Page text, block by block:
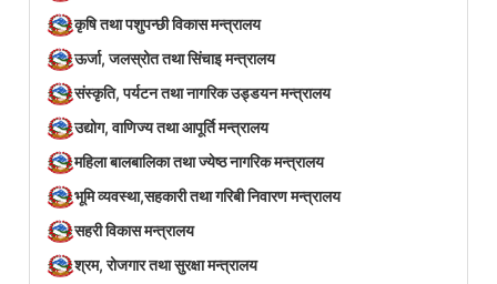
कृषि तथा पशुपन्छी विकास मन्त्रालय
ऊर्जा, जलस्रोत तथा सिंचाइ मन्त्रालय
संस्कृति, पर्यटन तथा नागरिक उड्डयन मन्त्रालय
उद्योग, वाणिज्य तथा आपूर्ति मन्त्रालय
महिला बालबालिका तथा ज्येष्ठ नागरिक मन्त्रालय
भूमि व्यवस्था,सहकारी तथा गरिबी निवारण मन्त्रालय
सहरी विकास मन्त्रालय
श्रम, रोजगार तथा सुरक्षा मन्त्रालय